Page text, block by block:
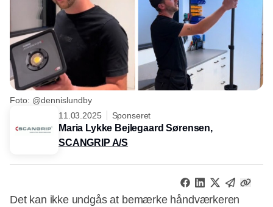
Foto: @dennislundby
11.03.2025
Sponseret
Maria Lykke Bejlegaard Sørensen,
SCANGRIP A/S
Det kan ikke undgås at bemærke håndværkeren